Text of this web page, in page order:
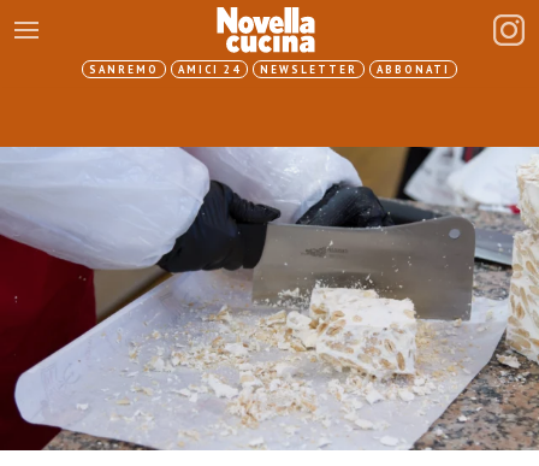
SANREMO AMICI 24 NEWSLETTER ABBONATI